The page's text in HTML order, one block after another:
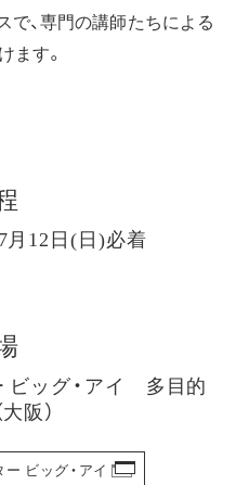
で、専門の講師たちによる
ます。
月12日(日)必着
ビッグ・アイ 多目的
阪）
ビッグ・アイ